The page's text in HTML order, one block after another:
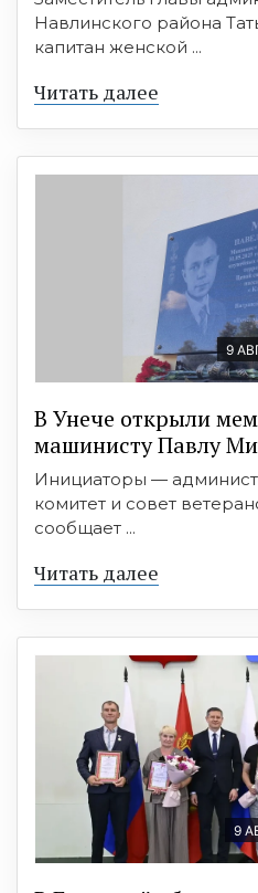
Навлинского района
капитан женской ...
Читать далее
9
В Унече открыли
машинисту Павлу
Инициаторы —
комитет и совет
сообщает ...
Читать далее
9